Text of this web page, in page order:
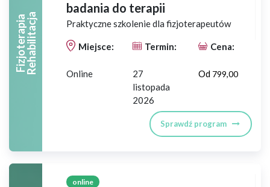
F
I
Z
J
O
T
E
R
A
P
I
A
R
E
H
A
B
I
L
I
T
A
C
JA
badania do terapii
Praktyczne szkolenie dla fizjoterapeutów
Miejsce: Termin: Cena:
Online
27
listopada
2026
Od 799,00
Sprawdź program
online